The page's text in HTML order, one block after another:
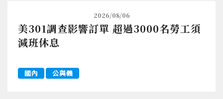
2026/08/06
美301調查影響訂單 超過3000名勞工須
減班休息
國內 公與義